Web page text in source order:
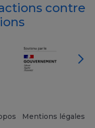
contre
Mentions légales